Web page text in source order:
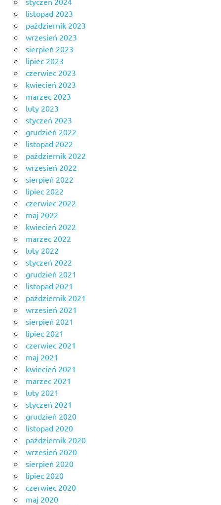
listopad 2023
październik 2023
wrzesień 2023
sierpień 2023
lipiec 2023
czerwiec 2023
kwiecień 2023
marzec 2023
luty 2023
styczeń 2023
grudzień 2022
listopad 2022
październik 2022
wrzesień 2022
sierpień 2022
lipiec 2022
czerwiec 2022
maj 2022
kwiecień 2022
marzec 2022
luty 2022
styczeń 2022
grudzień 2021
listopad 2021
październik 2021
wrzesień 2021
sierpień 2021
lipiec 2021
czerwiec 2021
maj 2021
kwiecień 2021
marzec 2021
luty 2021
styczeń 2021
grudzień 2020
listopad 2020
październik 2020
wrzesień 2020
sierpień 2020
lipiec 2020
czerwiec 2020
maj 2020